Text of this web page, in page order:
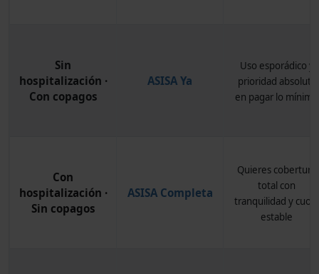
Sin
hospitalización ·
Con copagos
ASISA Ya
Uso esporádico y
prioridad absoluta
en pagar lo mínimo
Con
hospitalización ·
Sin copagos
ASISA Completa
Quieres cobertura
total con
tranquilidad y cuota
estable